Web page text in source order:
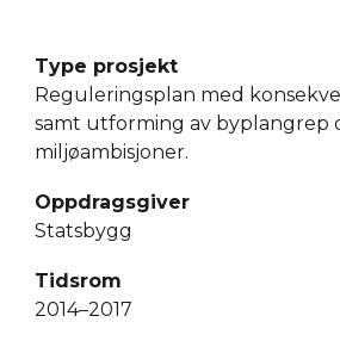
Type prosjekt
Reguleringsplan med
samt utforming av byplangrep
miljøambisjoner.
Oppdragsgiver
Statsbygg
Tidsrom
2014–2017